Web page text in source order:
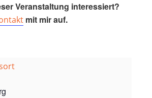
Veranstaltung interessiert?
mit mir auf.